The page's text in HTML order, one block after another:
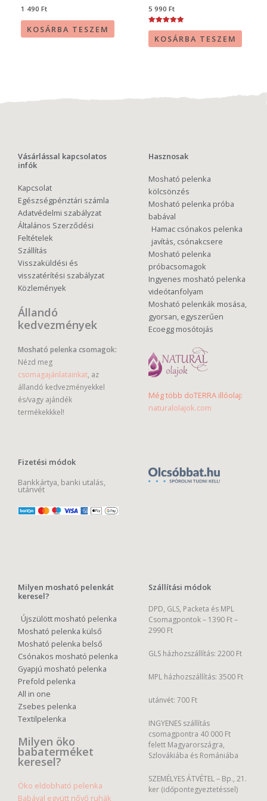
1 490Ft
KOSÁRBA TESZEM
5 990Ft
Értékelés:
5.00
/ 5KOSÁRBA TESZEM
Vásárlással kapcsolatos
infók
Kapcsolat
Egészségpénztári számla
Adatvédelmi szabályzat
Általános Szerződési
Feltételek
Szállítás
Visszaküldési és
visszatérítési szabályzat
Közlemények
Állandó
kedvezmények
Mosható pelenka csomagok:
Nézd meg
csomagajánlatainkat, az
állandó kedvezményekkel
és/vagy ajándék
termékekkkel!
Fizetési módok
Bankkártya, banki utalás,
utánvét
Hasznosak
Mosható pelenka
kölcsönzés
Mosható pelenka próba
babával
Hamac csónakos pelenka
javítás, csónakcsere
Mosható pelenka
próbacsomagok
Ingyenes mosható pelenka
videótanfolyam
Mosható pelenkák mosása,
gyorsan, egyszerűen
Ecoegg mosótojás
Még több doTERRA illóolaj:
naturalolajok.com
Milyen mosható pelenkát
keresel?
Újszülött mosható pelenka
Mosható pelenka külső
Mosható pelenka belső
Csónakos mosható pelenka
Gyapjú mosható pelenka
Prefold pelenka
All in one
Zsebes pelenka
Textilpelenka
Milyen öko
babaterméket
keresel?
Öko eldobható pelenka
Babával együtt nővő ruhák
Szállítási módok
DPD, GLS, Packeta és MPL
Csomagpontok – 1390 Ft –
2990 Ft
GLS házhozszállítás: 2200 Ft
MPL házhozszállítás: 3500 Ft
utánvét: 700 Ft
INGYENES szállítás
csomagpontra 40 000 Ft
felett Magyarországra,
Szlovákiába és Romániába
SZEMÉLYES ÁTVÉTEL – Bp., 21.
ker (időpontegyeztetéssel)